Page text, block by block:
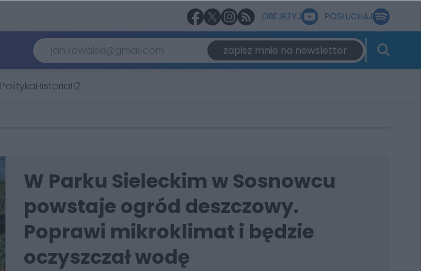
OBEJRZYJ POSŁUCHAJ
zapisz mnie na newsletter
PolitykaHistoria112
W Parku Sieleckim w Sosnowcu
powstaje ogród deszczowy.
Poprawi mikroklimat i będzie
oczyszczał wodę